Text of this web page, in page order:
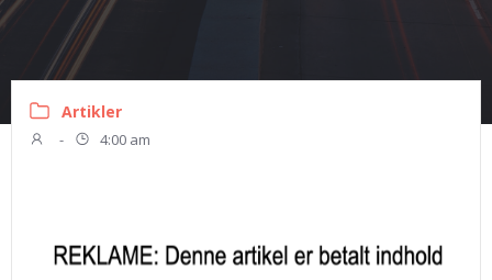
Artikler
- 4:00 am